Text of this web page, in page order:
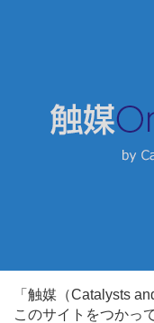
「触媒（Catalysts
このサイトをつかっ